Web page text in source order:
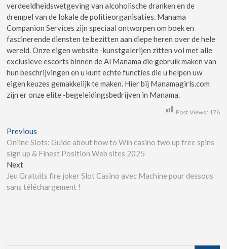
verdeeldheidswetgeving van alcoholische dranken en de
drempel van de lokale de politieorganisaties. Manama
Companion Services zijn speciaal ontworpen om boek en
fascinerende diensten te bezitten aan diepe heren over de hele
wereld. Onze eigen website -kunstgalerijen zitten vol met alle
exclusieve escorts binnen de Al Manama die gebruik maken van
hun beschrijvingen en u kunt echte functies die u helpen uw
eigen keuzes gemakkelijk te maken. Hier bij Manamagirls.com
zijn er onze elite -begeleidingsbedrijven in Manama.
Post Views: 176
Previous
Online Slots: Guide about how to Win casino two up free spins
sign up & Finest Position Web sites 2025
Next
Jeu Gratuits fire joker Slot Casino avec Machine pour dessous
sans téléchargement !